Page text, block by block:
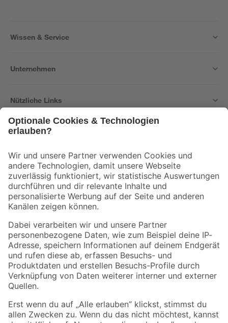
Wissen & Service
Unternehmen
Nützliche Links
Der toom Newsletter: Keine Angebote und Aktionen mehr verpassen!
Zur Newsletter Anmeldung
Folge uns
Zahlungsarten Versandarten
Sicher einkaufen